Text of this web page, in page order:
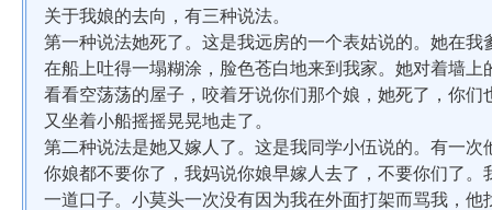
关于我娘的去向，有三种说法。
第一种说法她死了。这是我远房的一个表姑说的。她在
在船上吐得一塌糊涂，脸色苍白地来到我家。她对着墙
看看空荡荡的屋子，咬着牙说你们那个娘，她死了，你
又坐着小船摇摇晃晃地走了。
第二种说法是她又嫁人了。这是我同学小伍说的。有一
你娘都不要你了，我妈说你娘早嫁人去了，不要你们了
一道口子。小莫头一次没有因为我在外面打架而骂我，